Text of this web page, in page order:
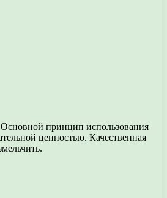
принцип использования
ценностью. Качественная